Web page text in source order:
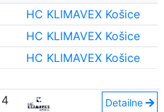
HC KLIMAVEX Košice
HC KLIMAVEX Košice
HC KLIMAVEX Košice
4 Detailne